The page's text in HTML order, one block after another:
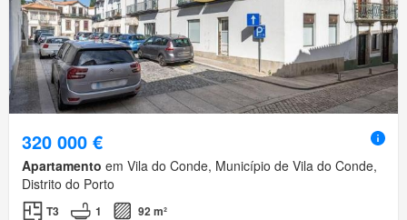
320 000 €
Apartamento em Vila do Conde, Município de Vila do Conde,
Distrito do Porto
T3 1 92 m²